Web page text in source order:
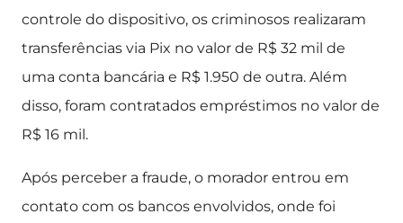
controle do dispositivo, os criminosos realizaram
transferências via Pix no valor de R$ 32 mil de
uma conta bancária e R$ 1.950 de outra. Além
disso, foram contratados empréstimos no valor de
R$ 16 mil.
Após perceber a fraude, o morador entrou em
contato com os bancos envolvidos, onde foi